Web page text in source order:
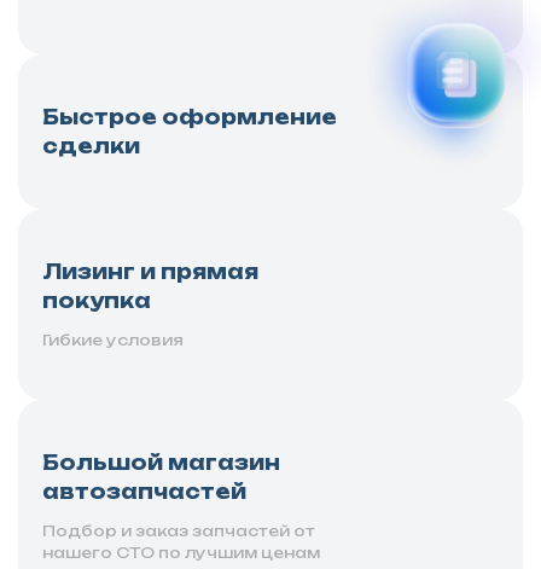
Быстрое оформление
сделки
Лизинг и прямая
покупка
Гибкие условия
Большой магазин
автозапчастей
Подбор и заказ запчастей от
нашего СТО по лучшим ценам